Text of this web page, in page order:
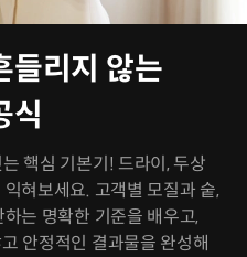
들리지 않는
식
핵심 기본기! 드라이, 두상
혀보세요. 고객별 모질과 숱,
는 명확한 기준을 배우고,
안정적인 결과물을 완성해